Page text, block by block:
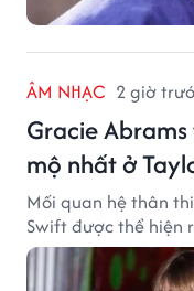
ÂM NHẠC 2 giờ
Gracie
mộ nhất ở
Mối quan hệ thân
Swift được thể hiện